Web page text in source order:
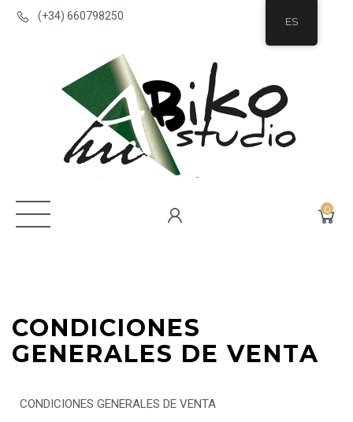
(+34) 660798250
0
CONDICIONES
GENERALES DE VENTA
CONDICIONES GENERALES DE VENTA
ES